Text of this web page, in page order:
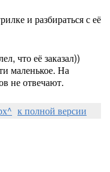
и разбираться с её
что её заказал))
маленькое. На
не отвечают.
к полной версии